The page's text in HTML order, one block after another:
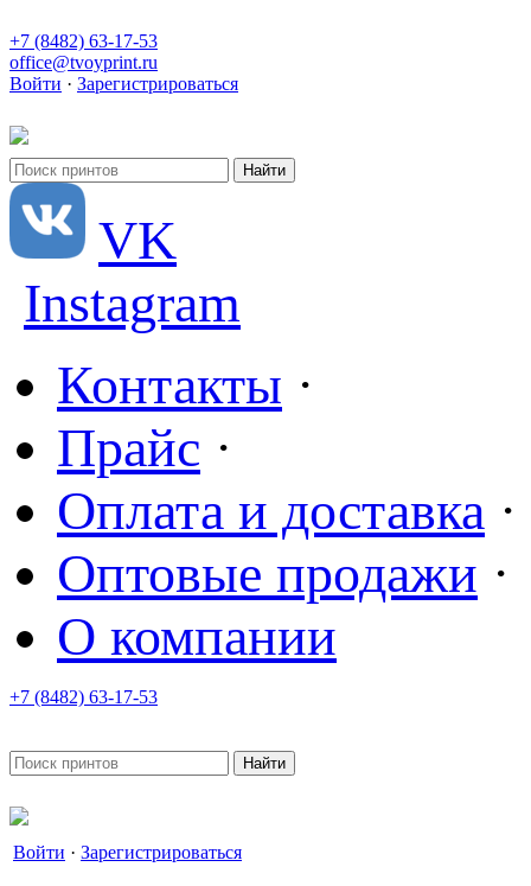
+7 (8482) 63-17-53
office@tvoyprint.ru
Войти · Зарегистрироваться
VK
Instagram
Контакты ·
Прайс ·
Оплата и доставка ·
Оптовые продажи ·
О компании
+7 (8482) 63-17-53
Войти · Зарегистрироваться